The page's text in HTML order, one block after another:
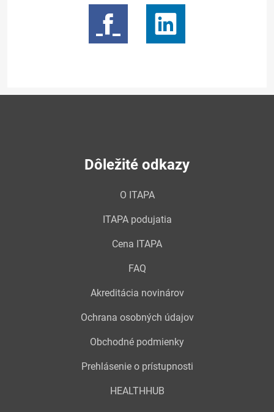
Dôležité odkazy
O ITAPA
ITAPA podujatia
Cena ITAPA
FAQ
Akreditácia novinárov
Ochrana osobných údajov
Obchodné podmienky
Prehlásenie o prístupnosti
HEALTHHUB